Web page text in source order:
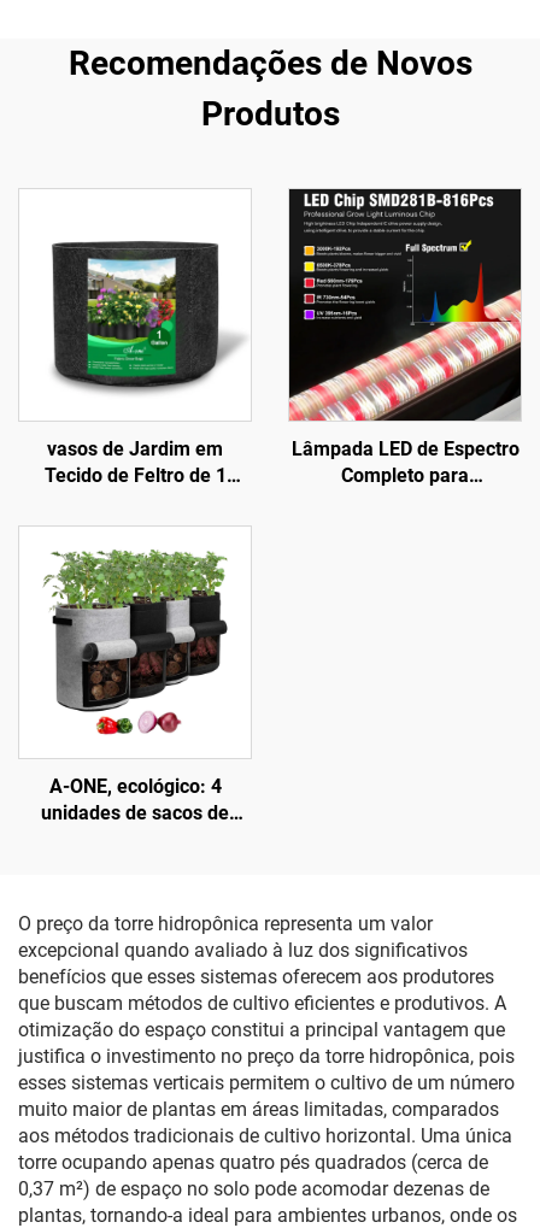
Recomendações de Novos
Produtos
vasos de Jardim em
Tecido de Feltro de 1
Dobráveis, para Repolho,
Flores, Batatas e
Crescimento de Plantas
Lâmpada LED de Espectro
Completo para
A-ONE, ecológico: 4
unidades de sacos de
espessura de 3 mm, com
janela de colheita para
tomates e vegetais
O preço da torre hidropônica representa um valor
excepcional quando avaliado à luz dos significativos
benefícios que esses sistemas oferecem aos produtores
que buscam métodos de cultivo eficientes e produtivos. A
otimização do espaço constitui a principal vantagem que
justifica o investimento no preço da torre hidropônica, pois
esses sistemas verticais permitem o cultivo de um número
muito maior de plantas em áreas limitadas, comparados
aos métodos tradicionais de cultivo horizontal. Uma única
torre ocupando apenas quatro pés quadrados (cerca de
0,37 m²) de espaço no solo pode acomodar dezenas de
plantas, tornando-a ideal para ambientes urbanos, onde os